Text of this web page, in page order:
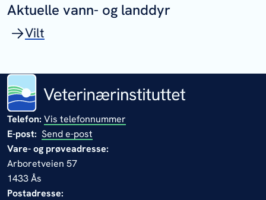
Aktuelle vann- og landdyr
Vilt
Telefon: Vis telefonnummer
E-post: Send e-post
Vare- og prøveadresse:
Arboretveien 57
1433 Ås
Postadresse: